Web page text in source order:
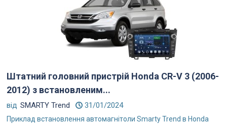
Штатний головний пристрій Honda CR-V 3 (2006-
2012) з встановленим...
від SMARTY Trend 31/01/2024
Приклад встановлення автомагнітоли Smarty Trend в Honda